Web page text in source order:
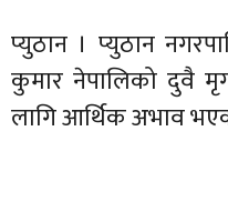
प्युठान । प्युठान
कुमार नेपालिको दुवै
लागि आर्थिक अभाव